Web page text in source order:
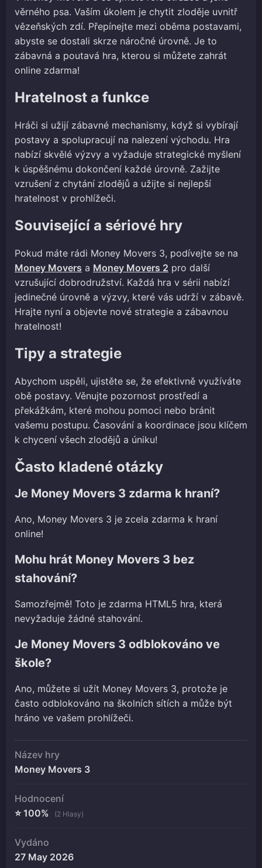
věrného psa. Vaším úkolem je chytit zloděje uvnitř
vězeňských zdí. Přepínejte mezi oběma postavami,
abyste se dostali skrze náročné úrovně. Je to
zábavná a poutavá hra, kterou si můžete zahrát
online zdarma!
Hratelnost a funkce
Hráči si užijí zábavné mechanismy, když si vybírají
postavy a spolupracují na nalezení východu. Hra
nabízí skvělé výzvy a vyžaduje strategické myšlení
k úspěšnému dokončení každé úrovně. Zažijte
vzrušení z chytání zlodějů a užijte si nejlepší
hratelnost v prohlížeči.
Související a sériové hry
Pokud máte rádi Money Movers 3, podívejte se na
Money Movers a Money Movers 2 pro další
vzrušující dobrodružství. Každá hra v sérii nabízí
jedinečné úrovně a výzvy, které vás udrží v zábavě.
Hrajte nyní a objevte nové strategie a zábavnou
hratelnost!
Tipy a strategie
Abychom uspěli, ujistěte se, že efektivně využíváte
obě postavy. Věnujte pozornost prostředí a
překážkám, které mohou pomoci nebo bránit
vašemu postupu. Časování a koordinace jsou klíčem
k chycení všech zlodějů a úniku!
Často kladené otázky
Je Money Movers 3 zdarma k hraní?
Ano, Money Movers 3 je zcela zdarma k hraní
online!
Mohu hrát Money Movers 3 bez
stahování?
Samozřejmě! Toto je zdarma HTML5 hra, která
nevyžaduje žádné stahování.
Je Money Movers 3 odblokováno ve
škole?
Ano, můžete si užít Money Movers 3, protože je
často odblokováno na školních sítích a může být
hráno ve vašem prohlížeči.
Název hry
Money Movers 3
Hodnocení
⭐ 100%
(2 Hlasy)
Vydáno
27 May 2026